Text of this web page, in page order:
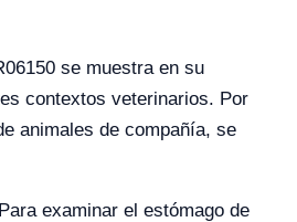
se muestra en su
contextos veterinarios. Por
animales de compañía, se
Para examinar el estómago de